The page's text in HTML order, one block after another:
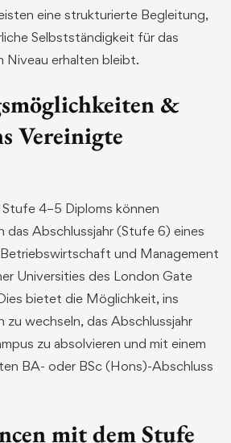
eine strukturierte Begleitung,
Selbstständigkeit für das
Niveau erhalten bleibt.
&
Vereinigte
4–5 Diploms können
Abschlussjahr (Stufe 6) eines
und Management
Universities des London Gate
bietet die Möglichkeit, ins
zu wechseln, das Abschlussjahr
zu absolvieren und mit einem
BA- oder BSc (Hons)-Abschluss
mit dem Stufe